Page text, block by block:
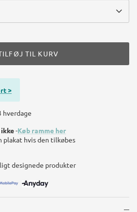
TIL KURV
>
hverdage
-Køb ramme her
hvis den tilkøbes
designede produkter